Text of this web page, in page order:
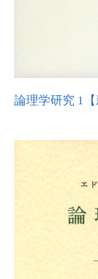
論理学研究 1【